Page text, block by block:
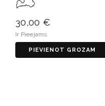
30,00 €
Ir Pieejams
PIEVIENOT GROZAM